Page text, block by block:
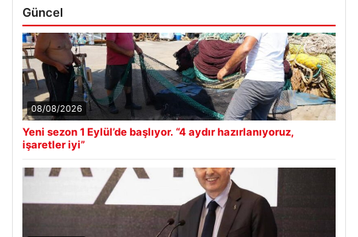
Güncel
08/08/2026
Yeni sezon 1 Eylül’de başlıyor. “4 aydır hazırlanıyoruz,
işaretler iyi”